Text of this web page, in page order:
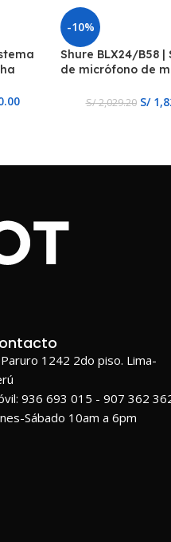
-10%
Shure BLX24/B58 |
de micrófono de
S/2,029.20 S/
Paruro 1242 2do piso. Lima-
936 693 015 - 907 362
Sábado 10am a 6pm